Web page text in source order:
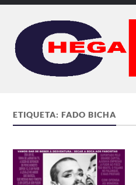
ETIQUETA:FADO BICHA